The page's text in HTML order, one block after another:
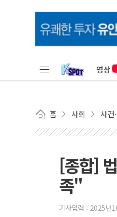
영상
홈 사회 사건
[종합]
족"
기사입력 : 2025년